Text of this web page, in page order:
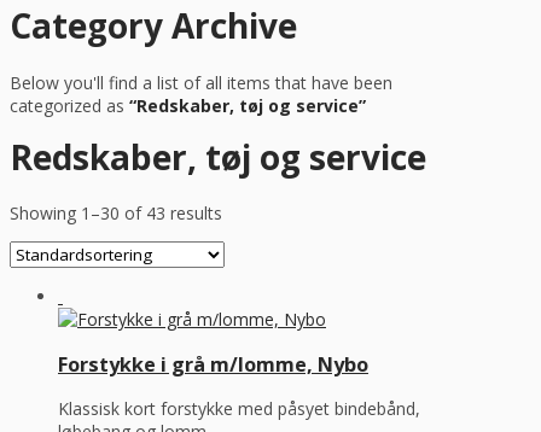
Category Archive
Below you'll find a list of all items that have been
categorized as “Redskaber, tøj og service”
Redskaber, tøj og service
Showing 1–30 of 43 results
Forstykke i grå m/lomme, Nybo
Klassisk kort forstykke med påsyet bindebånd,